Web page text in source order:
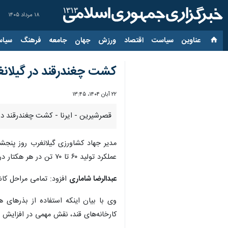
۱۸ مرداد ۱۴۰۵
عناوین‌ سیاست اقتصاد ورزش جهان جامعه فرهنگ
کشت چغندرقند در
۲۲ آبان ۱۴۰۴، ۱۳:۴۵